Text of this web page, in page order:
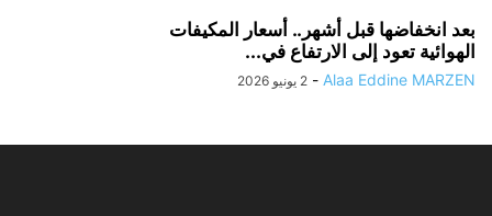
بعد انخفاضها قبل أشهر.. أسعار المكيفات
الهوائية تعود إلى الارتفاع في...
Alaa Eddine MARZEN
- 2 يونيو 2026